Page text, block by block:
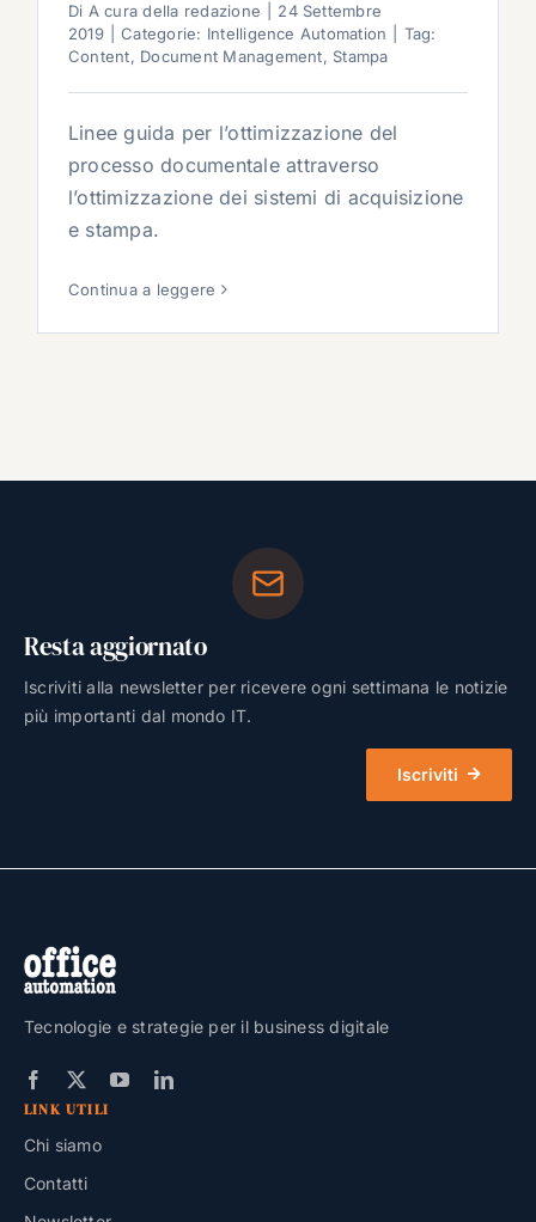
Di A cura della redazione
24 Settembre
2019
Categorie: Intelligence Automation
Tag:
Content, Document Management, Stampa
Linee guida per l’ottimizzazione del
processo documentale attraverso
l’ottimizzazione dei sistemi di acquisizione
e stampa.
Continua a leggere
Resta aggiornato
Iscriviti alla newsletter per ricevere ogni settimana le notizie
più importanti dal mondo IT.
Iscriviti
Tecnologie e strategie per il business digitale
LINK UTILI
Chi siamo
Contatti